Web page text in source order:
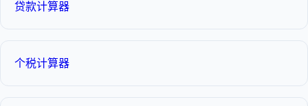
贷款计算器
个税计算器